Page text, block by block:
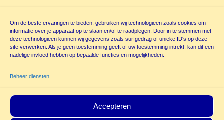
Om de beste ervaringen te bieden, gebruiken wij technologieën zoals cookies om
informatie over je apparaat op te slaan en/of te raadplegen. Door in te stemmen met
deze technologieën kunnen wij gegevens zoals surfgedrag of unieke ID's op deze
site verwerken. Als je geen toestemming geeft of uw toestemming intrekt, kan dit een
nadelige invloed hebben op bepaalde functies en mogelijkheden.
Beheer diensten
Accepteren
M 06 20 26 94 61
info@
poppentheatercassiopeia.nl